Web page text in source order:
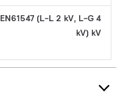
EN61547 (L-L 2 kV, L-G 4
kV) kV